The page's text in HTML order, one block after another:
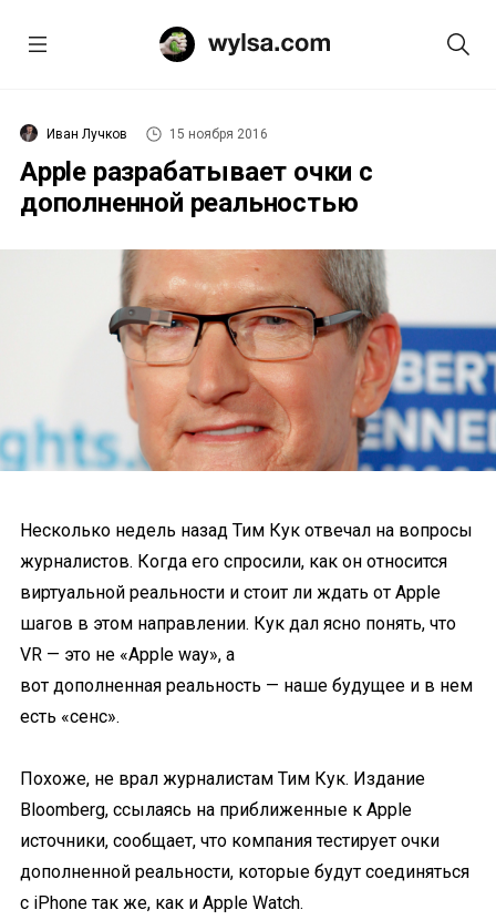
Иван Лучков 15 ноября 2016
Apple разрабатывает очки с
дополненной реальностью
Несколько недель назад Тим Кук отвечал на вопросы
журналистов. Когда его спросили, как он относится
виртуальной реальности и стоит ли ждать от Apple
шагов в этом направлении. Кук дал ясно понять, что
VR — это не «Apple way», а
вот дополненная реальность — наше будущее и в нем
есть «сенс».
Похоже, не врал журналистам Тим Кук. Издание
Bloomberg, ссылаясь на приближенные к Apple
источники, сообщает, что компания тестирует очки
дополненной реальности, которые будут соединяться
с iPhone так же, как и Apple Watch.